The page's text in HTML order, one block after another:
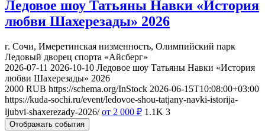
Ледовое шоу Татьяны Навки «История
любви Шахерезады» 2026
г. Сочи, Имеретинская низменность, Олимпийский парк
Ледовый дворец спорта «Айсберг»
2026-07-11 2026-10-10 Ледовое шоу Татьяны Навки «История
любви Шахерезады» 2026
2000 RUB https://schema.org/InStock 2026-06-15T10:08:00+03:00
https://kuda-sochi.ru/event/ledovoe-shou-tatjany-navki-istorija-
ljubvi-shaxerezady-2026/ от 2 000 ₽ 1.1K 3
Отображать события